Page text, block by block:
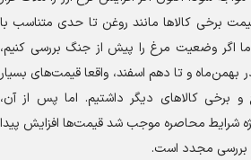
برخی کالا‌ها مانند روغن تا حدی متناسب با
اگر وضعیت مرغ را پیش از جنگ بررسی کنیم،
بهمن‌ماه و تا دهم اسفند، واقعا قیمت‌های بسیار
برخی کالا‌های دیگر داشتیم. اما پس از آن،
شرایط محاصره موجب شد قیمت‌ها افزایش پیدا
و بررسی مجدد است.